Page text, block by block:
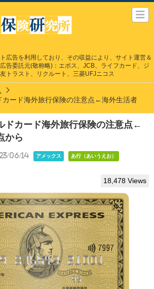
広告を利用しており、その収益により、サイト運営＆
告委託元(敬称略)：エポス、JCB、ライフカード、ジ
トラスト、リクルート、三菱UFJニコス
カード海外旅行保険の注意点←海外生活者
ドカード海外旅行保険の注意点←
から
06/14 アメックス あ行（あいうえお）
18,478 Views